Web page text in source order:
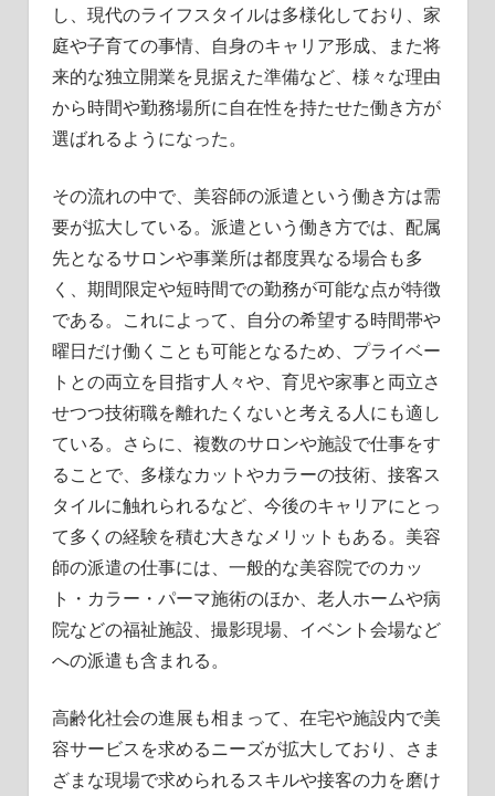
し、現代のライフスタイルは多様化しており、家
庭や子育ての事情、自身のキャリア形成、また将
来的な独立開業を見据えた準備など、様々な理由
から時間や勤務場所に自在性を持たせた働き方が
選ばれるようになった。
その流れの中で、美容師の派遣という働き方は需
要が拡大している。派遣という働き方では、配属
先となるサロンや事業所は都度異なる場合も多
く、期間限定や短時間での勤務が可能な点が特徴
である。これによって、自分の希望する時間帯や
曜日だけ働くことも可能となるため、プライベー
トとの両立を目指す人々や、育児や家事と両立さ
せつつ技術職を離れたくないと考える人にも適し
ている。さらに、複数のサロンや施設で仕事をす
ることで、多様なカットやカラーの技術、接客ス
タイルに触れられるなど、今後のキャリアにとっ
て多くの経験を積む大きなメリットもある。美容
師の派遣の仕事には、一般的な美容院でのカッ
ト・カラー・パーマ施術のほか、老人ホームや病
院などの福祉施設、撮影現場、イベント会場など
への派遣も含まれる。
高齢化社会の進展も相まって、在宅や施設内で美
容サービスを求めるニーズが拡大しており、さま
ざまな現場で求められるスキルや接客の力を磨け